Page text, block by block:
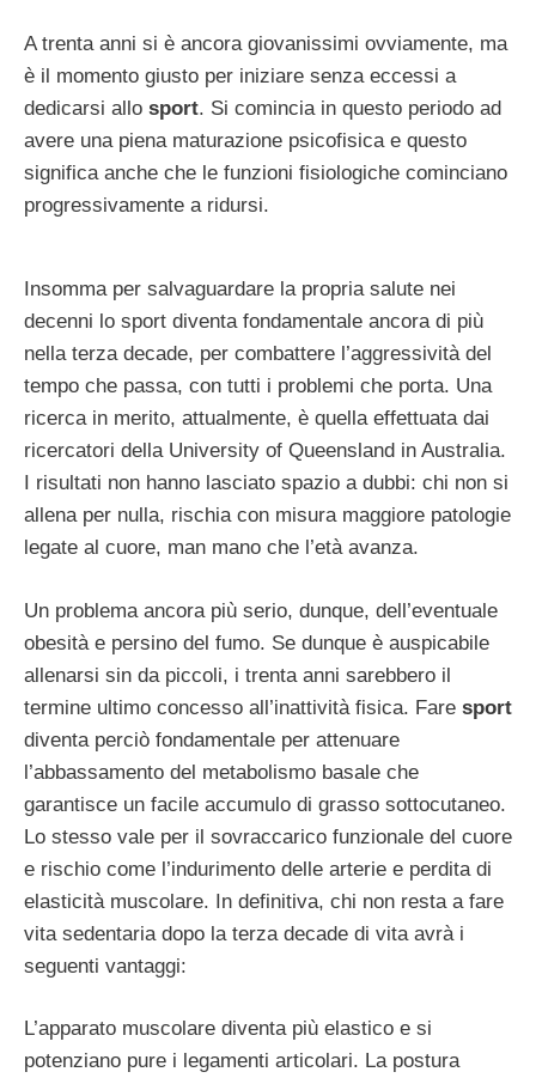
A trenta anni si è ancora giovanissimi ovviamente, ma
è il momento giusto per iniziare senza eccessi a
dedicarsi allo sport. Si comincia in questo periodo ad
avere una piena maturazione psicofisica e questo
significa anche che le funzioni fisiologiche cominciano
progressivamente a ridursi.
Insomma per salvaguardare la propria salute nei
decenni lo sport diventa fondamentale ancora di più
nella terza decade, per combattere l’aggressività del
tempo che passa, con tutti i problemi che porta. Una
ricerca in merito, attualmente, è quella effettuata dai
ricercatori della University of Queensland in Australia.
I risultati non hanno lasciato spazio a dubbi: chi non si
allena per nulla, rischia con misura maggiore patologie
legate al cuore, man mano che l’età avanza.
Un problema ancora più serio, dunque, dell’eventuale
obesità e persino del fumo. Se dunque è auspicabile
allenarsi sin da piccoli, i trenta anni sarebbero il
termine ultimo concesso all’inattività fisica. Fare sport
diventa perciò fondamentale per attenuare
l’abbassamento del metabolismo basale che
garantisce un facile accumulo di grasso sottocutaneo.
Lo stesso vale per il sovraccarico funzionale del cuore
e rischio come l’indurimento delle arterie e perdita di
elasticità muscolare. In definitiva, chi non resta a fare
vita sedentaria dopo la terza decade di vita avrà i
seguenti vantaggi:
L’apparato muscolare diventa più elastico e si
potenziano pure i legamenti articolari. La postura